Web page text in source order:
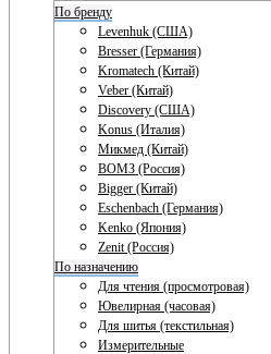
По бренду
Levenhuk (США)
Bresser (Германия)
Kromatech (Китай)
Veber (Китай)
Discovery (США)
Konus (Италия)
Микмед (Китай)
ВОМЗ (Россия)
Bigger (Китай)
Eschenbach (Германия)
Kenko (Япония)
Zenit (Россия)
По назначению
Для чтения (просмотровая)
Ювелирная (часовая)
Для шитья (текстильная)
Измерительные